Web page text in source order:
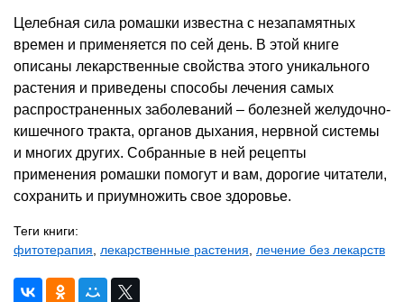
Целебная сила ромашки известна с незапамятных
времен и применяется по сей день. В этой книге
описаны лекарственные свойства этого уникального
растения и приведены способы лечения самых
распространенных заболеваний – болезней желудочно-
кишечного тракта, органов дыхания, нервной системы
и многих других. Собранные в ней рецепты
применения ромашки помогут и вам, дорогие читатели,
сохранить и приумножить свое здоровье.
Теги книги:
фитотерапия, лекарственные растения, лечение без лекарств